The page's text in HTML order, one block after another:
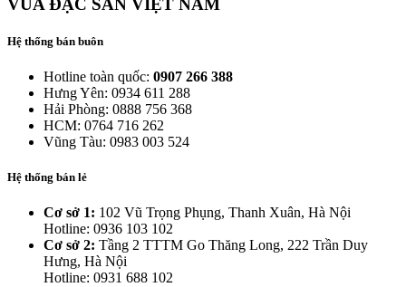
Hệ thống bán buôn
Hotline toàn quốc: 0907 266 388
Hưng Yên: 0934 611 288
Hải Phòng: 0888 756 368
HCM: 0764 716 262
Vũng Tàu: 0983 003 524
Hệ thống bán lẻ
Cơ sở 1: 102 Vũ Trọng Phụng, Thanh Xuân, Hà Nội
Hotline: 0936 103 102
Cơ sở 2: Tầng 2 TTTM Go Thăng Long, 222 Trần Duy
Hưng, Hà Nội
Hotline: 0931 688 102